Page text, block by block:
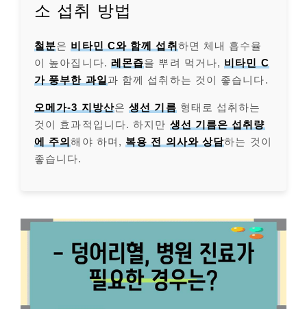
소 섭취 방법
철분은 비타민 C와 함께 섭취하면 체내 흡수율
이 높아집니다. 레몬즙을 뿌려 먹거나, 비타민 C
가 풍부한 과일과 함께 섭취하는 것이 좋습니다.
오메가-3 지방산은생선 기름 형태로 섭취하는
것이 효과적입니다. 하지만 생선 기름은 섭취량
에 주의해야 하며, 복용 전 의사와 상담하는 것이
좋습니다.